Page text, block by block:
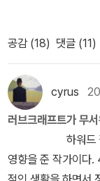
학> 여름 호러 독서
김지현(아밀) 옮김
12편》 (현대문학, 2014년) * 하워드 필립스 러브크
(정탄) 옮김 《러브크래
필립스 러브크래프트
(황금가지, 2012년)
래프트(Howard
의 신인 노덴스
는 바다와 치료의 신
있다. 매켄은 러브
대한 목신》의 영향을
(《러브크래프트 전
영 씨가 번역한 적이
않다. 꼼꼼한 주석을
요 위치를 약도로 표
나이트 갤러리>의
다. 구글에 ‘Rod
당시 나온 그림들을
특성상 <나이트 갤
다. 설링은 음산하고
된 무서운 이야기, 즉
(Steven
광했던 유명인 중 한
오터!” 월터가 소
“부인, 설마 그런
일한 무기다. “죽은
들어내요!” 월터는
남편의 코를 납작하
이란 편한 것이다.
석으로는 최고급품
입니다.” “돌에 새
1권은 2009년에 첫
래프트의 작품 한 편
Hound)』다. 이 작품
정진영 씨의 번역이
런데 두 권의 책에 있
른 점을 확인할 수
we lured to that
the dark rumor
공감 (18) 댓글 (11)
cyrus
러브크래프트가 무
영향을 준 작가이다.